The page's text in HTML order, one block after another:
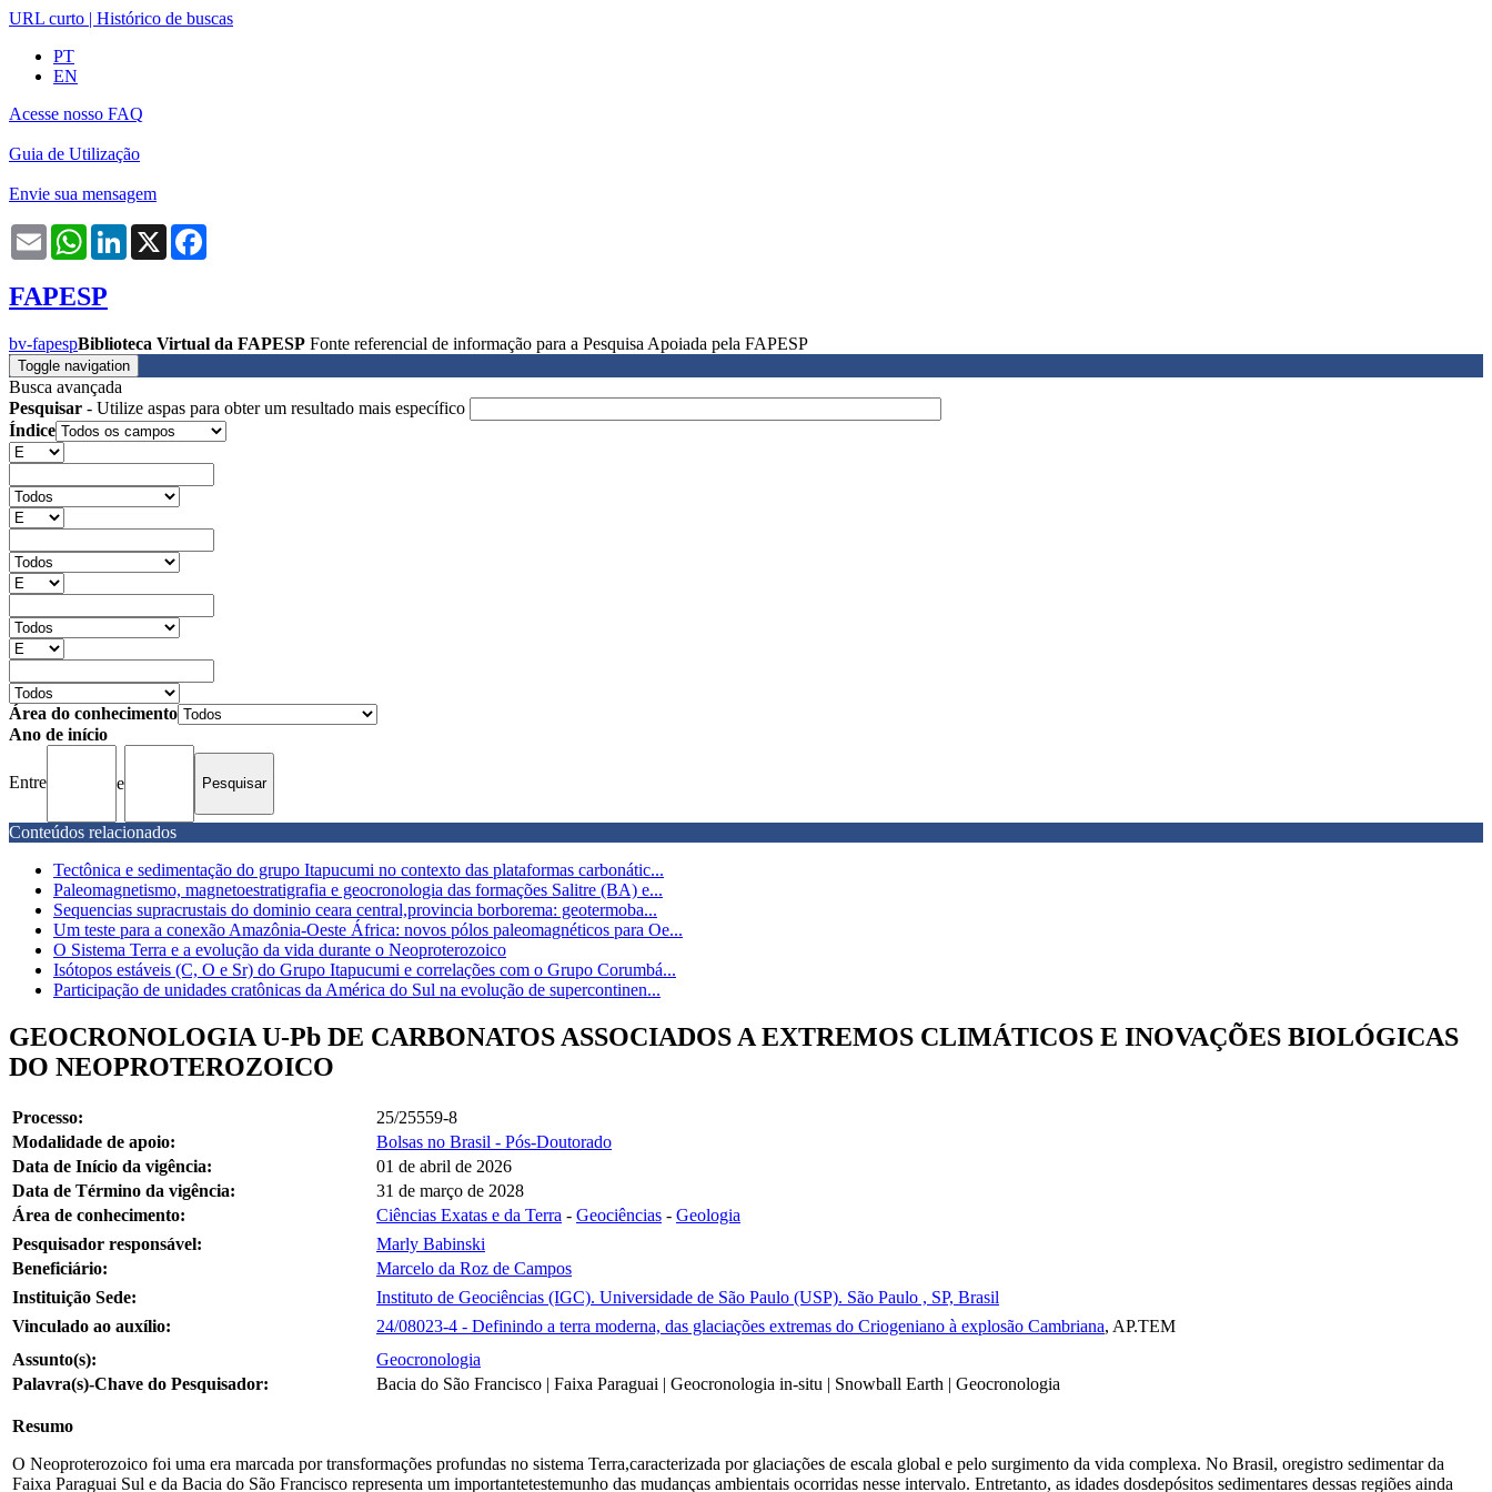
URL curto | Histórico de buscas
PT
EN
Acesse nosso FAQ
Guia de Utilização
Envie sua mensagem
Email WhatsAppLinkedIn
X
FAPESP
bv-fapespBiblioteca Virtual da FAPESP Fonte referencial de informação para a Pesquisa Apoiada pela FAPESP
Toggle navigation
Busca avançada
Pesquisar - Utilize aspas para obter um resultado mais específico
Índice
Área do conhecimento
Ano de início
Entre e
Conteúdos relacionados
Tectônica e sedimentação do grupo Itapucumi no contexto das plataformas carbonátic...
Paleomagnetismo, magnetoestratigrafia e geocronologia das formações Salitre (BA) e...
Sequencias supracrustais do dominio ceara central,provincia borborema: geotermoba...
Um teste para a conexão Amazônia-Oeste África: novos pólos paleomagnéticos para Oe...
O Sistema Terra e a evolução da vida durante o Neoproterozoico
Isótopos estáveis (C, O e Sr) do Grupo Itapucumi e correlações com o Grupo Corumbá...
Participação de unidades cratônicas da América do Sul na evolução de supercontinen...
GEOCRONOLOGIA U-Pb DE CARBONATOS ASSOCIADOS A EXTREMOS CLIMÁTICOS E INOVAÇÕES BIOLÓGICAS
DO NEOPROTEROZOICO
Processo:
25/25559-8
Modalidade de apoio:
Bolsas no Brasil - Pós-Doutorado
Data de Início da vigência:
01 de abril de 2026
Data de Término da vigência:
31 de março de 2028
Área de conhecimento:
Ciências Exatas e da Terra - Geociências - Geologia
Pesquisador responsável:
Marly Babinski
Beneficiário:
Marcelo da Roz de Campos
Instituição Sede:
Instituto de Geociências (IGC). Universidade de São Paulo (USP). São Paulo , SP, Brasil
Vinculado ao auxílio:
24/08023-4 - Definindo a terra moderna, das glaciações extremas do Criogeniano à explosão Cambriana, AP.TEM
Assunto(s):
Geocronologia
Palavra(s)-Chave do Pesquisador:
Bacia do São Francisco | Faixa Paraguai | Geocronologia in-situ | Snowball Earth | Geocronologia
Resumo
O Neoproterozoico foi uma era marcada por transformações profundas no sistema Terra,caracterizada por glaciações de escala global e pelo surgimento da vida complexa. No Brasil, oregistro sedimentar da
Faixa Paraguai Sul e da Bacia do São Francisco representa um importantetestemunho das mudanças ambientais ocorridas nesse intervalo. Entretanto, as idades dosdepósitos sedimentares dessas regiões ainda